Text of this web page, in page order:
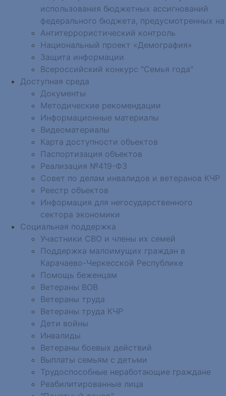
использования бюджетных ассигнований
федерального бюджета, предусмотренных на
Антитеррористический контроль
Национальный проект «Демография»
Защита информации
Всероссийский конкурс "Семья года"
Доступная среда
Документы
Методические рекомендации
Информационные материалы
Видеоматериалы
Карта доступности объектов
Паспортизация объектов
Реализация №419-ФЗ
Совет по делам инвалидов и ветеранов КЧР
Реестр объектов
Информация для негосударственного
сектора экономики
Социальная поддержка
Участники СВО и члены их семей
Поддержка малоимущих граждан в
Карачаево-Черкесской Республике
Помощь беженцам
Ветераны ВОВ
Ветераны труда
Ветераны труда КЧР
Дети войны
Инвалиды
Ветераны боевых действий
Выплаты семьям с детьми
Трудоспособные неработающие граждане
Реабилитированные лица